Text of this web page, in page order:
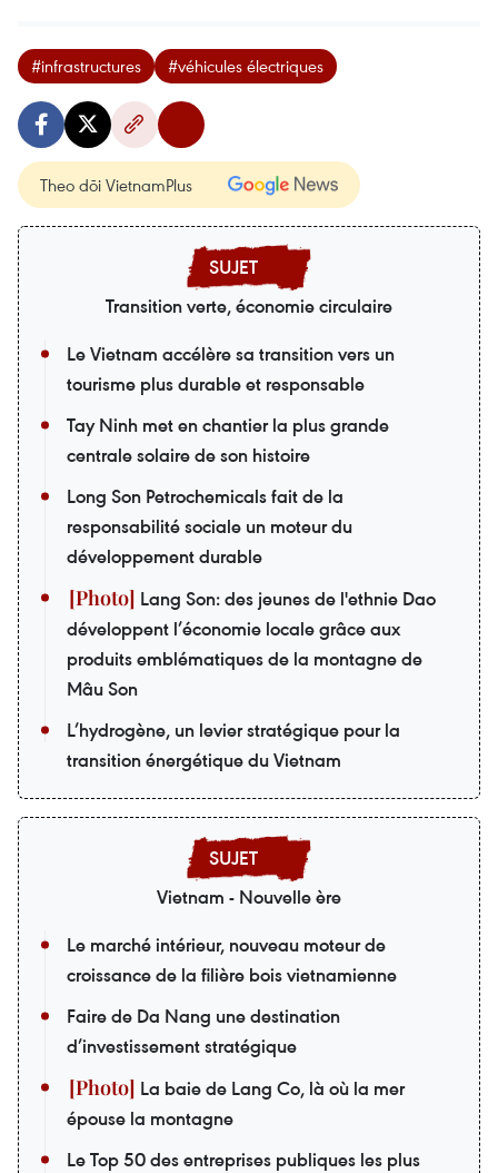
#infrastructures #véhicules électriques
Theo dõi VietnamPlus
Transition verte, économie circulaire
Le Vietnam accélère sa transition vers un
tourisme plus durable et responsable
Tay Ninh met en chantier la plus grande
centrale solaire de son histoire
Long Son Petrochemicals fait de la
responsabilité sociale un moteur du
développement durable
Lang Son: des jeunes de l'ethnie Dao
développent l’économie locale grâce aux
produits emblématiques de la montagne de
Mâu Son
L’hydrogène, un levier stratégique pour la
transition énergétique du Vietnam
Vietnam - Nouvelle ère
Le marché intérieur, nouveau moteur de
croissance de la filière bois vietnamienne
Faire de Da Nang une destination
d’investissement stratégique
La baie de Lang Co, là où la mer
épouse la montagne
Le Top 50 des entreprises publiques les plus